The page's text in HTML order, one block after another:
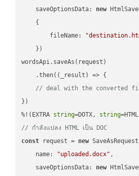
saveOptionsData: new
    {
fileName:
    })
wordsApi.saveAs(request)
    .then(
( _result ) => {
// deal with the converted
})
%!(EXTRA string=DOTX, string
// กำลังแปลง HTML เป็น DOC
const request = new
name: "uploaded.docx" ,
saveOptionsData: new